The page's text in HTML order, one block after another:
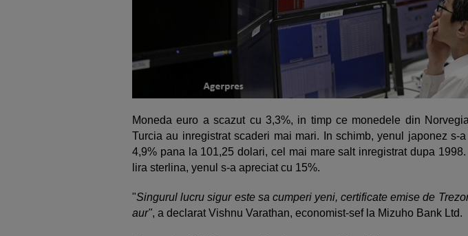
Moneda euro a scazut cu 3,3%, in timp ce monedele din
Turcia au inregistrat scaderi mai mari. In schimb, yenul japonez s-
4,9% pana la 101,25 dolari, cel mai mare salt inregistrat dupa 1998.
lira sterlina, yenul s-a apreciat cu 15%.
"Singurul lucru sigur este sa cumperi yeni, certificate emise de
aur", a declarat Vishnu Varathan, economist-sef la Mizuho Bank Ltd.